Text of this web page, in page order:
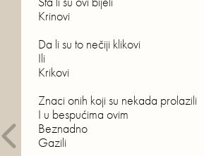
Krinovi
Da li su to nečiji klikovi
Ili
Krikovi
Znaci onih koji su nekada prolazili
I u bespućima ovim
Beznadno
Gazili